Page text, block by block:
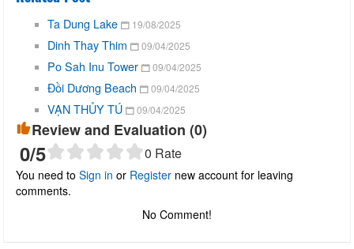
Ta Dung Lake 19/08/2025
Dinh Thay Thim 09/04/2025
Po Sah Inu Tower 09/04/2025
Đồi Dương Beach 09/04/2025
VẠN THỦY TÚ 09/04/2025
Review and Evaluation (0)
0/5 0 Rate
You need to Sign in or Register new account for leaving
comments.
No Comment!